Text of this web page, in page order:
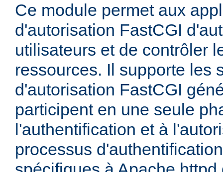
Ce module permet aux
d'autorisation FastCGI
utilisateurs et de contrôler
ressources. Il supporte les
d'autorisation FastCGI
participent en une seule
l'authentification et à
processus